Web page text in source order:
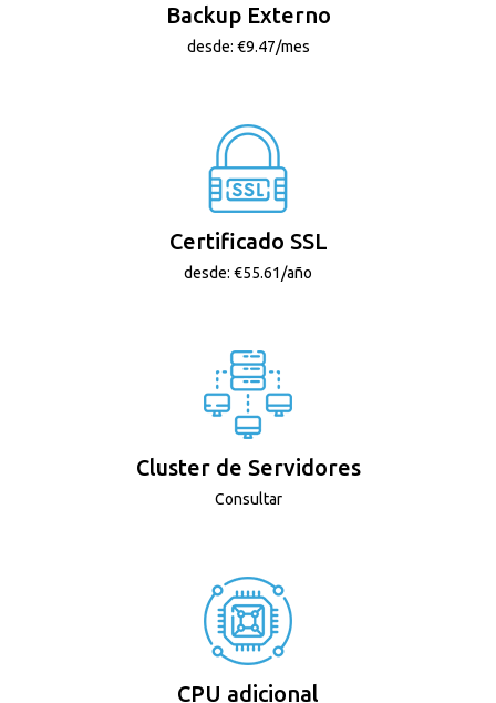
Backup Externo
desde: €9.47/mes
Certificado SSL
desde: €55.61/año
Cluster de Servidores
Consultar
CPU adicional